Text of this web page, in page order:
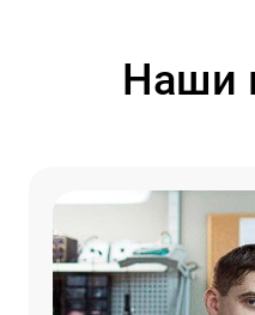
Наши